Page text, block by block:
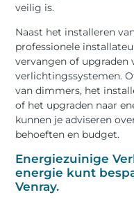
veilig is.
Naast het installeren
professionele
vervangen of upgraden
verlichtingssystemen.
van dimmers, het
of het upgraden naar
kunnen je adviseren
behoeften en budget.
Energiezuinige
energie kunt
Venray.